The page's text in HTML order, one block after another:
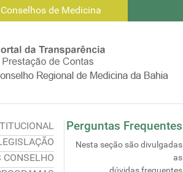
de Medicina
CONSELHO
Perguntas Frequentes
Nesta seção são divulgadas
as